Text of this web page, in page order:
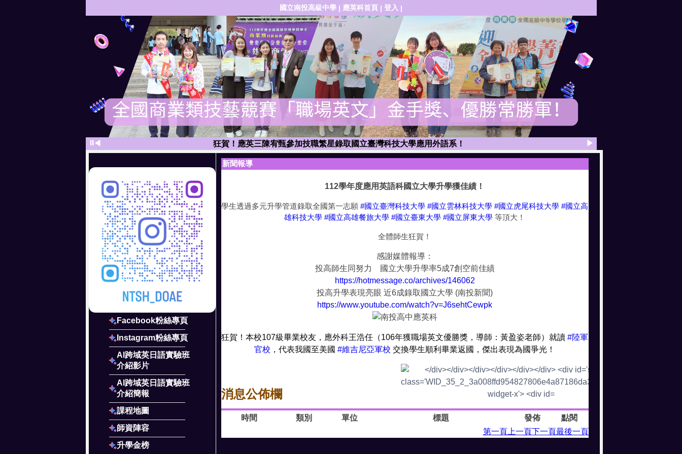
國立南投高級中學 | 應英科首頁 | 登入 |
⏸◀
狂賀！應英三陳譽榮獲「114學年全國商業類科技藝競賽」職場英文職種優勝！
狂賀！應英三陳宥甄參加技職繁星錄取國立臺灣科技大學應用外語系！
狂賀！應英三張卉喬特殊選才錄取國立中央大學中國文學系！
狂賀！應英三李佩俞參加「112學年度全國商業類技藝競賽」職場英文職種，榮獲第13名優勝！
狂賀！應英三李佩俞雙正取台科大及北科大！
狂賀！應英三李英愛技職繁星錄取全國第一志願「國立臺灣科技大學應用外語系」！
狂賀！應英三林志諺同學技優甄審錄取國立雲林科技大學應用外語系！
狂賀！應英三陳宏祐同學科技繁星錄取全國第一志願國立臺灣科技大學應用外語系！
▶
Facebook粉絲專頁
Instagram粉絲專頁
AI跨域英日語實驗班
介紹影片
AI跨域英日語實驗班
介紹簡報
課程地圖
師資陣容
升學金榜
新聞報導
112學年度應用英語科國立大學升學獲佳績！
學生透過多元升學管道錄取全國第一志願 #國立臺灣科技大學 #國立雲林科技大學 #國立虎尾科技大學 #國立高
雄科技大學 #國立高雄餐旅大學 #國立臺東大學 #國立屏東大學 等頂大！
全體師生狂賀！
感謝媒體報導：
投高師生同努力 國立大學升學率5成7創空前佳績
https://hotmessage.co/archives/146062
投高升學表現亮眼 近6成錄取國立大學 (南投新聞)
https://www.youtube.com/watch?v=J6sehtCewpk
狂賀！本校107級畢業校友，應外科王浩任（106年獲職場英文優勝獎，導師：黃盈姿老師）就讀 #陸軍
官校 ， 代表我國至美國 #維吉尼亞軍校 交換學生順利畢業返國，傑出表現為國爭光！
消息公佈欄
時間 類別 單位 標題 發佈
點閱
第一頁上一頁下一頁最後一頁